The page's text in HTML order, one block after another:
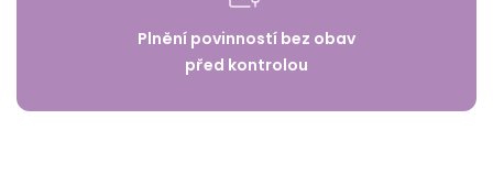
Plnění povinností bez obav
před kontrolou